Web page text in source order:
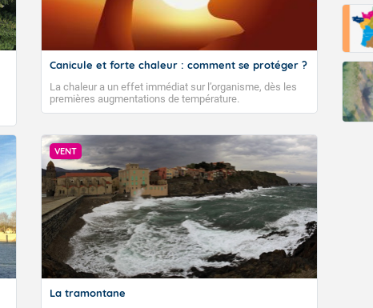
Canicule et forte chaleur : comment se protéger ?
La chaleur a un effet immédiat sur l’organisme, dès les
premières augmentations de température.
VENT
La tramontane